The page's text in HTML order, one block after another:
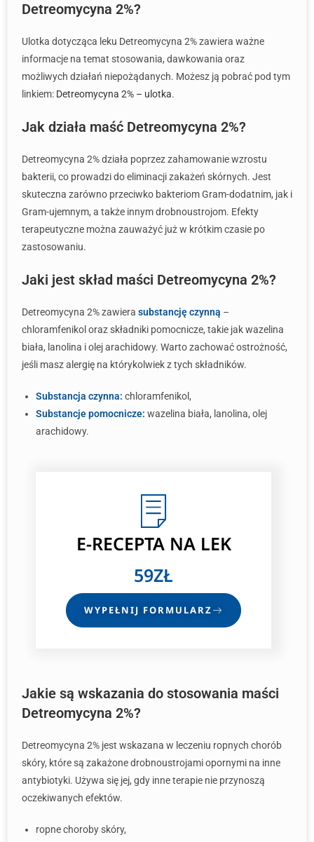
Detreomycyna 2%?
Ulotka dotycząca leku Detreomycyna 2% zawiera ważne
informacje na temat stosowania, dawkowania oraz
możliwych działań niepożądanych. Możesz ją pobrać pod tym
linkiem: Detreomycyna 2% – ulotka.
Jak działa maść Detreomycyna 2%?
Detreomycyna 2% działa poprzez zahamowanie wzrostu
bakterii, co prowadzi do eliminacji zakażeń skórnych. Jest
skuteczna zarówno przeciwko bakteriom Gram-dodatnim, jak i
Gram-ujemnym, a także innym drobnoustrojom. Efekty
terapeutyczne można zauważyć już w krótkim czasie po
zastosowaniu.
Jaki jest skład maści Detreomycyna 2%?
Detreomycyna 2% zawiera substancję czynną –
chloramfenikol oraz składniki pomocnicze, takie jak wazelina
biała, lanolina i olej arachidowy. Warto zachować ostrożność,
jeśli masz alergię na którykolwiek z tych składników.
Substancja czynna: chloramfenikol,
Substancje pomocnicze: wazelina biała, lanolina, olej
arachidowy.
E-RECEPTANA LEK
59ZŁ
WYPEŁNIJ FORMULARZ
Jakie są wskazania do stosowania maści
Detreomycyna 2%?
Detreomycyna 2% jest wskazana w leczeniu ropnych chorób
skóry, które są zakażone drobnoustrojami opornymi na inne
antybiotyki. Używa się jej, gdy inne terapie nie przynoszą
oczekiwanych efektów.
ropne choroby skóry,